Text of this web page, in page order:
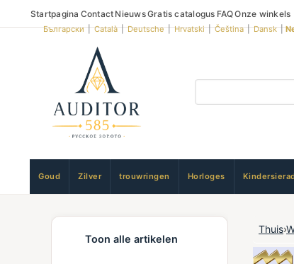
Startpagina Contact NieuwsGratis catalogus FAQOnze winkels
Български|Català|Deutsche|Hrvatski|Čeština|Dansk|
Goud Zilver trouwringen Horloges
Toon alle artikelen
Thuis›